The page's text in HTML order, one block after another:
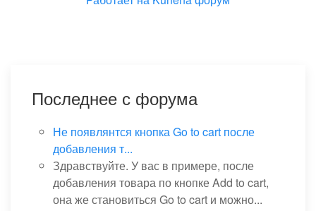
Последнее с форума
Не появлянтся кнопка Go to cart после
добавления т...
Здравствуйте. У вас в примере, после
добавления товара по кнопке Add to cart,
она же становиться Go to cart и можно...